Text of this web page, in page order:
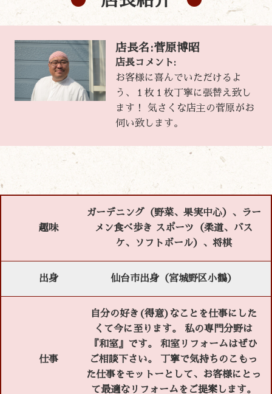
店長名:菅原博昭
店長コメント:
お客様に喜んでいただけるよ
う、１枚１枚丁寧に張替え致し
ます！ 気さくな店主の菅原がお
伺い致します。
趣味
ガーデニング（野菜、果実中心）、ラー
メン食べ歩き スポーツ（柔道、バス
ケ、ソフトボール）、将棋
出身 仙台市出身（宮城野区小鶴）
仕事
自分の好き(得意)なことを仕事にした
くて今に至ります。 私の専門分野は
『和室』です。 和室リフォームはぜひ
ご相談下さい。 丁寧で気持ちのこもっ
た仕事をモットーとして、お客様にとっ
て最適なリフォームをご提案します。